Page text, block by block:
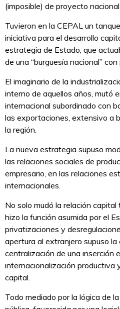
(imposible) de proyecto nacional.
Tuvieron en la CEPAL un
iniciativa para el desarrollo
estrategia de Estado, que
de una “burguesía nacional”
El imaginario de la
interno de aquellos años, mutó
internacional subordinado con
las exportaciones, extensivo a
la región.
La nueva estrategia supuso
las relaciones sociales de
empresario, en las relaciones
internacionales.
No solo mudó la relación
hizo la función asumida por el
privatizaciones y
apertura al extranjero supuso
centralización de una inserción
internacionalización productiva
capital.
Todo mediado por la lógica de